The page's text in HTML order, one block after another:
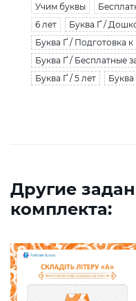
Учим буквы
6 лет
Буква Ґ /
Буква Ґ / Подготовка
Буква Ґ / Бесплатные
Буква Ґ / 5 лет
Буква
Другие
комплекта: